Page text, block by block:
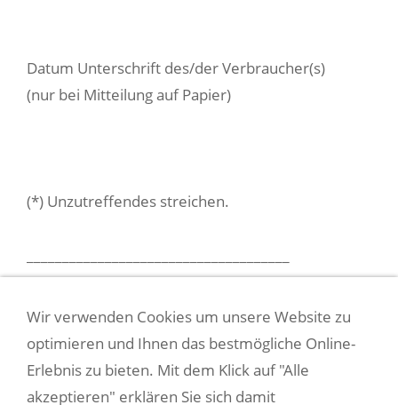
Datum Unterschrift des/der Verbraucher(s)
(nur bei Mitteilung auf Papier)
(*) Unzutreffendes streichen.
VERSANDKOSTEN
ZAHLUNGSARTEN
Wir verwenden Cookies um unsere Website zu
optimieren und Ihnen das bestmögliche Online-
Erlebnis zu bieten. Mit dem Klick auf "Alle
akzeptieren" erklären Sie sich damit